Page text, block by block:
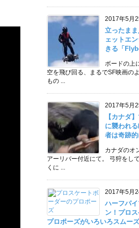
2017年5月
立ったま
ェットエ
きる「
ボードの上
空を飛び回る、まるでSF映画の
もの ...
2017年5月
【カナダ
に襲われ
者は奇跡
カナダのオ
アーリバー付近にて。 弓狩をし
くに ...
2017年5月
ハーフパ
ン！プロ
プロポーズがいろいろスムー